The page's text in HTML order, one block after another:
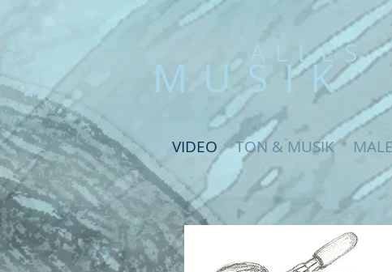
ALLES
MUSIK
VIDEO TON & MUSIK